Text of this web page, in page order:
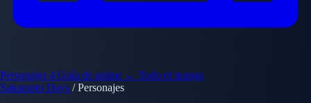
Personajes 4 Guía de anime ← Todo el manga
Sakamoto Days / Personajes